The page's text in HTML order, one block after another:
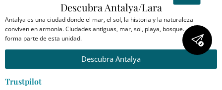
Descubra Antalya/Lara
Antalya es una ciudad donde el mar, el sol, la historia y la naturaleza
conviven en armonía. Ciudades antiguas, mar, sol, playa, bosque… todo
forma parte de esta unidad.
Descubra Antalya
Trustpilot